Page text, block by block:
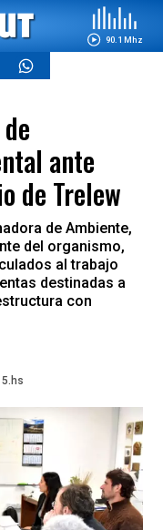
90.1 Mhz
ante
de Trelew
de Ambiente,
del organismo,
al trabajo
destinadas a
con